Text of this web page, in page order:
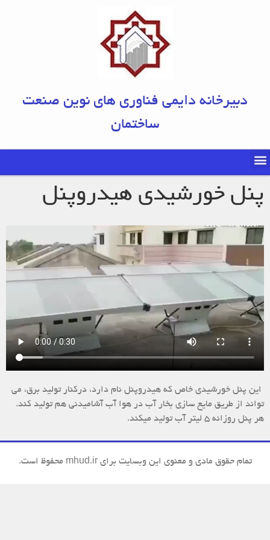
دبیرخانه دایمی فناوری های نوین صنعت
ساختمان
پنل خورشیدی هیدروپنل
این پنل خورشیدی خاص که هیدروپنل نام دارد، درکنار تولید برق، می
تواند از طریق مایع سازی بخار آب در هوا آب آشامیدنی هم تولید کند.
هر پنل روزانه 5 لیتر آب تولید میکند.
تمام حقوق مادی و معنوی این وبسایت برای mhud.ir محفوظ است.